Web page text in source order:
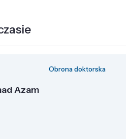
Obrona doktorska
Azam